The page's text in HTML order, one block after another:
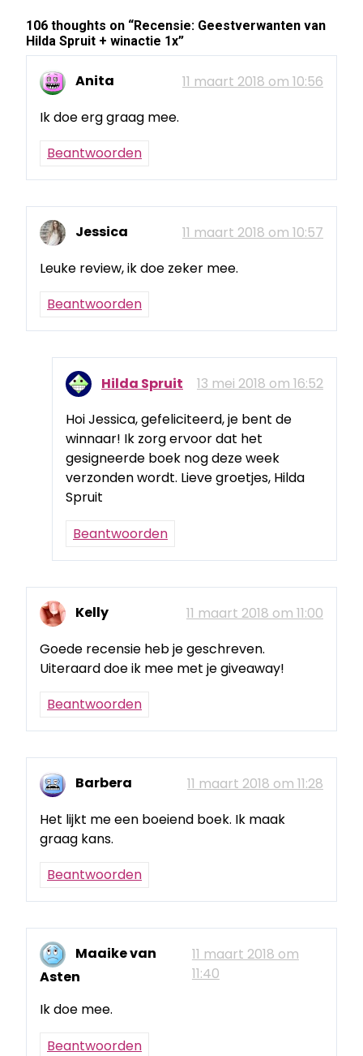
106 thoughts on “Recensie: Geestverwanten van
Hilda Spruit + winactie 1x”
Anita
11 maart 2018 om 10:56
Ik doe erg graag mee.
Beantwoorden
Jessica
11 maart 2018 om 10:57
Leuke review, ik doe zeker mee.
Beantwoorden
Hilda Spruit
13 mei 2018 om 16:52
Hoi Jessica, gefeliciteerd, je bent de
winnaar! Ik zorg ervoor dat het
gesigneerde boek nog deze week
verzonden wordt. Lieve groetjes, Hilda
Spruit
Beantwoorden
Kelly
11 maart 2018 om 11:00
Goede recensie heb je geschreven.
Uiteraard doe ik mee met je giveaway!
Beantwoorden
Barbera
11 maart 2018 om 11:28
Het lijkt me een boeiend boek. Ik maak
graag kans.
Beantwoorden
Maaike van
Asten
11 maart 2018 om
11:40
Ik doe mee.
Beantwoorden